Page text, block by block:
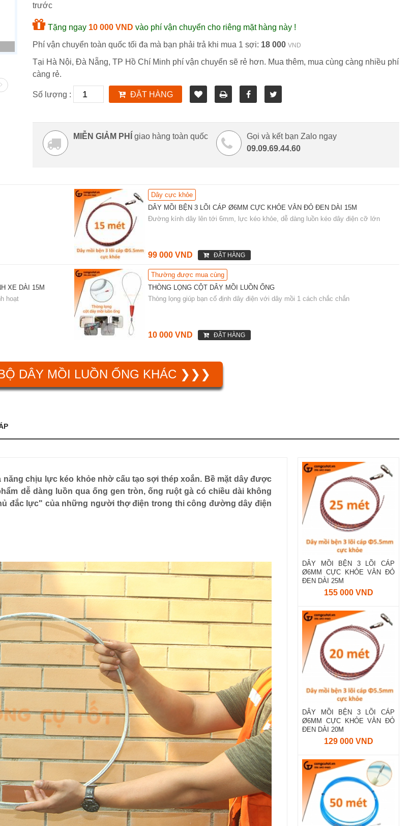
trước
Tặng ngay 10 000 VND vào phí vận chuyển cho riêng mặt hàng này !
Phí vận chuyển toàn quốc tối đa mà bạn phải trả khi mua 1 sợi: 18 000 VND
Tại Hà Nội, Đà Nẵng, TP Hồ Chí Minh phí vận chuyển sẽ rẻ hơn. Mua thêm, mua cùng càng nhiều phí
càng rẻ.
Số lượng : ĐẶT HÀNG
MIỄN GIẢM PHÍ giao hàng toàn quốc
Gọi và kết bạn Zalo ngay
09.09.69.44.60
Dây cực khỏe
DÂY MỒI BỆN 3 LÕI CÁP Ø6MM CỰC KHỎE VẰN ĐỎ ĐEN DÀI 15M
Đường kính dây lên tới 6mm, lực kéo khỏe, dễ dàng luồn kéo dây điện cỡ lớn
99 000 VND ĐẶT HÀNG
XE DÀI 15M
hoạt
Thường được mua cùng
THÒNG LỌNG CỘT DÂY MỒI LUỒN ỐNG
Thòng lọng giúp bạn cố định dây điện với dây mồi 1 cách chắc chắn
10 000 VND ĐẶT HÀNG
DÂY MỒI LUỒN ỐNG KHÁC ❯❯❯
chịu lực kéo khỏe nhờ cấu tạo sợi thép xoắn. Bề mặt dây được
dễ dàng luồn qua ống gen tròn, ống ruột gà có chiều dài không
đắc lực" của những người thợ điện trong thi công đường dây điện
DÂY MỒI BỆN 3 LÕI CÁP
Ø6MM CỰC KHỎE VẰN ĐỎ
ĐEN DÀI 25M
155 000 VND
DÂY MỒI BỆN 3 LÕI CÁP
Ø6MM CỰC KHỎE VẰN ĐỎ
ĐEN DÀI 20M
129 000 VND